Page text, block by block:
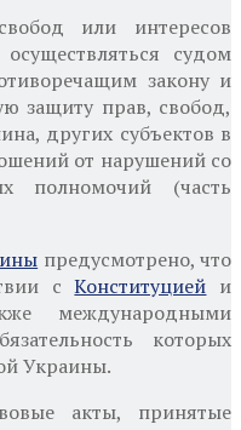
или интересов
судом
закону и
защиту прав, свобод,
других субъектов в
от нарушений со
полномочий (часть
предусмотрено, что
сКонституцией и
международными
которых
Украины.
акты, принятые